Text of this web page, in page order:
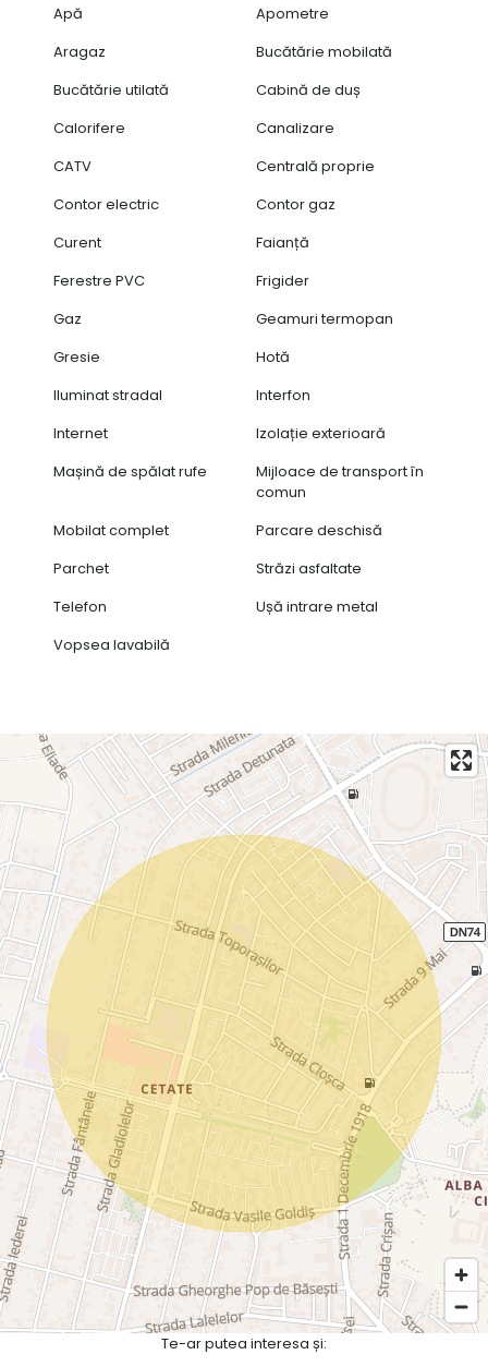
Apă
Apometre
Aragaz
Bucătărie mobilată
Bucătărie utilată
Cabină de duș
Calorifere
Canalizare
CATV
Centrală proprie
Contor electric
Contor gaz
Curent
Faianță
Ferestre PVC
Frigider
Gaz
Geamuri termopan
Gresie
Hotă
Iluminat stradal
Interfon
Internet
Izolație exterioară
Mașină de spălat rufe
Mijloace de transport în
comun
Mobilat complet
Parcare deschisă
Parchet
Străzi asfaltate
Telefon
Ușă intrare metal
Vopsea lavabilă
Te-ar putea interesa și: